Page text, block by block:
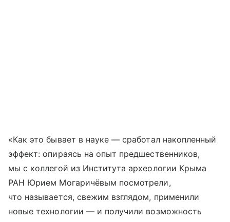
«Как это бывает в науке — сработал накопленный
эффект: опираясь на опыт предшественников,
мы с коллегой из Института археологии Крыма
РАН Юрием Могаричёвым посмотрели,
что называется, свежим взглядом, применили
новые технологии — и получили возможность